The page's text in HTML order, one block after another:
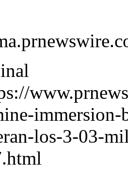
immersion-
los-3-03-